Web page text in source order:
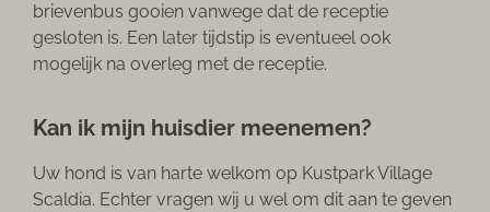
brievenbus gooien vanwege dat de receptie
gesloten is. Een later tijdstip is eventueel ook
mogelijk na overleg met de receptie.
Kan ik mijn huisdier meenemen?
Uw hond is van harte welkom op Kustpark Village
Scaldia. Echter vragen wij u wel om dit aan te geven